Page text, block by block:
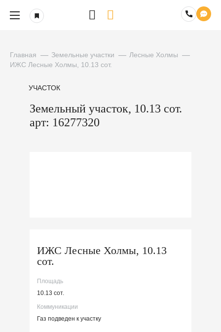
Главная Земельные участки
Лесные Холмы
ИЖС Лесные Холмы, 10.13 сот.
УЧАСТОК
Земельный участок, 10.13 сот.
арт: 16277320
ИЖС Лесные Холмы, 10.13
сот.
Площадь
10.13 сот.
Коммуникации
Газ подведен к участку